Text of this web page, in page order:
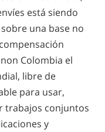
está siendo
una base no
Colombia el
libre de
para usar,
trabajos conjuntos
y